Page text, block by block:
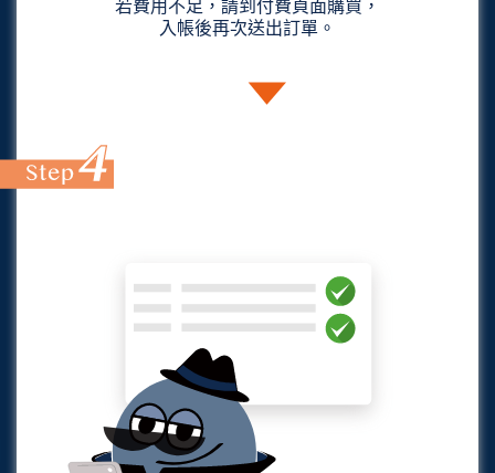
若費用不足，請到付費頁面購買，
入帳後再次送出訂單。